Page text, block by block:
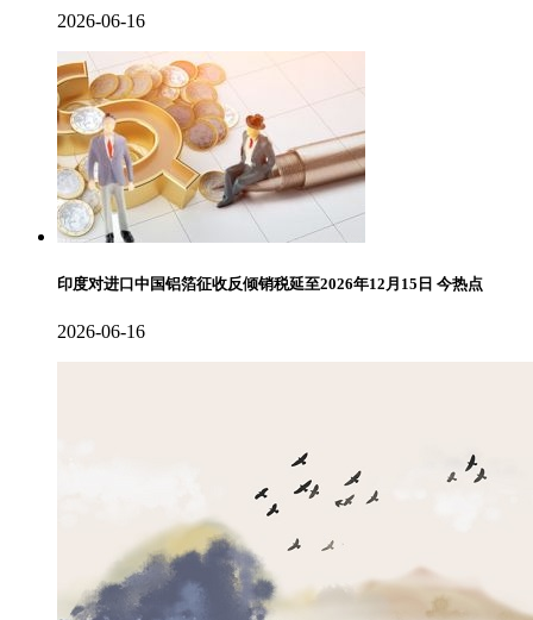
2026-06-16
印度对进口中国铝箔征收反倾销税延至2026年12月15日 今热点
2026-06-16